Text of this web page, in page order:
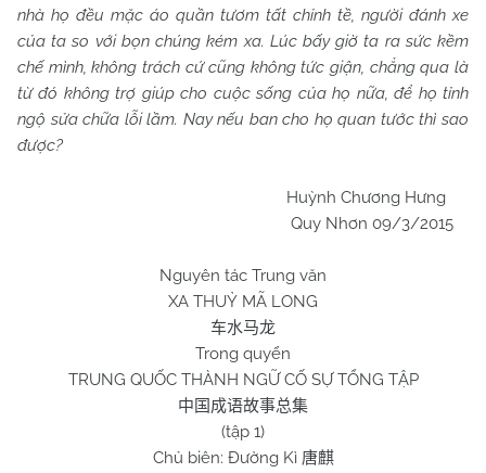
nhà họ đều mặc áo quần tươm tất chỉnh tề, người đánh xe
của ta so với bọn chúng kém xa. Lúc bấy giờ ta ra sức kềm
chế mình, không trách cứ cũng không tức giận, chẳng qua là
từ đó không trợ giúp cho cuộc sống của họ nữa, để họ tỉnh
ngộ sửa chữa lỗi lầm. Nay nếu ban cho họ quan tước thì sao
được?
Huỳnh Chương Hưng
Quy Nhơn 09/3/2015
Nguyên tác Trung văn
XA THUỶ MÃ LONG
车水马龙
Trong quyển
TRUNG QUỐC THÀNH NGỮ CỐ SỰ TỔNG TẬP
中国成语故事总集
(tập 1)
Chủ biên: Đường Kì 唐麒